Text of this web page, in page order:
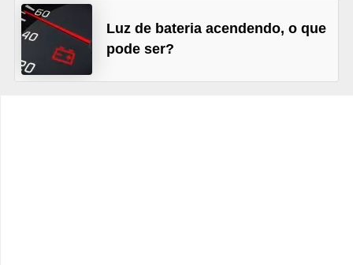
Luz de bateria acendendo, o que
pode ser?
a
s
C